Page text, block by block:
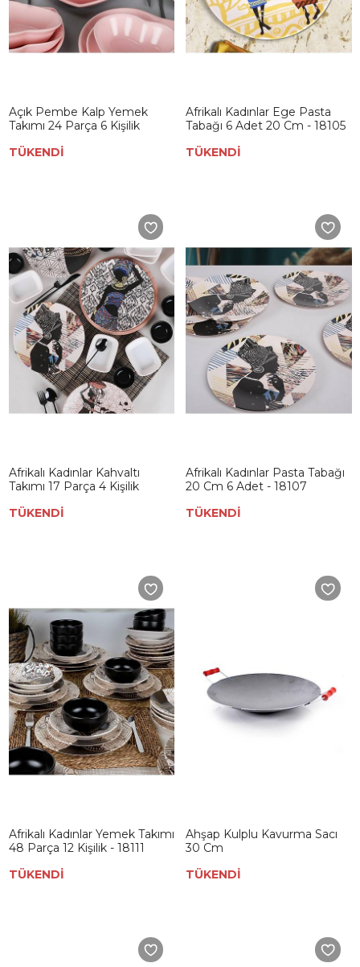
Açık Pembe Kalp Yemek
Takımı 24 Parça 6 Kişilik
TÜKENDİ
Afrikalı Kadınlar Ege Pasta
Tabağı 6 Adet 20 Cm - 18105
TÜKENDİ
Afrikalı Kadınlar Kahvaltı
Takımı 17 Parça 4 Kişilik
TÜKENDİ
Afrikalı Kadınlar Pasta Tabağı
20 Cm 6 Adet - 18107
TÜKENDİ
Afrikalı Kadınlar Yemek Takımı
48 Parça 12 Kişilik - 18111
TÜKENDİ
Ahşap Kulplu Kavurma Sacı
30 Cm
TÜKENDİ